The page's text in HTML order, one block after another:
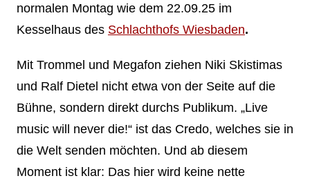
normalen Montag wie dem 22.09.25 im
Kesselhaus des Schlachthofs Wiesbaden.
Mit Trommel und Megafon ziehen Niki Skistimas
und Ralf Dietel nicht etwa von der Seite auf die
Bühne, sondern direkt durchs Publikum. „Live
music will never die!“ ist das Credo, welches sie in
die Welt senden möchten. Und ab diesem
Moment ist klar: Das hier wird keine nette